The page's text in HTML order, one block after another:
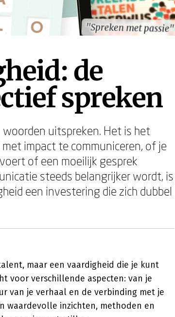
"Spreken met passie"
"Spreken met passie"
de
spreken
woorden uitspreken. Het is het
impact te communiceren, of je
of een moeilijk gesprek
steeds belangrijker wordt, is
een investering die zich dubbel
maar een vaardigheid die je kunt
voor verschillende aspecten: van je
van je verhaal en de verbinding met je
waardevolle inzichten, methoden en